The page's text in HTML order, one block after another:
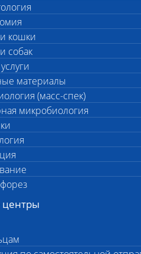
кошки
собак
материалы
(масс-спек)
микробиология
цепная реакция)
результатам
(положительный/
домашней птицы